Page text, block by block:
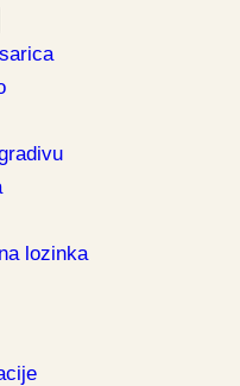
lozinka